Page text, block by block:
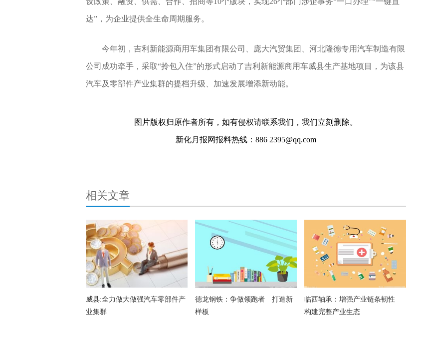
达”，为企业提供全生命周期服务。
今年初，吉利新能源商用车集团有限公司、庞大汽贸集团、河北隆德专用汽车制造有限
公司成功牵手，采取“拎包入住”的形式启动了吉利新能源商用车威县生产基地项目，为该县
汽车及零部件产业集群的提档升级、加速发展增添新动能。
图片版权归原作者所有，如有侵权请联系我们，我们立刻删除。
新化月报网报料热线：886 2395@qq.com
相关文章
威县:全力做大做强汽车零部件产
业集群
德龙钢铁：争做领跑者 打造新
样板
临西轴承：增强产业链条韧性
构建完整产业生态